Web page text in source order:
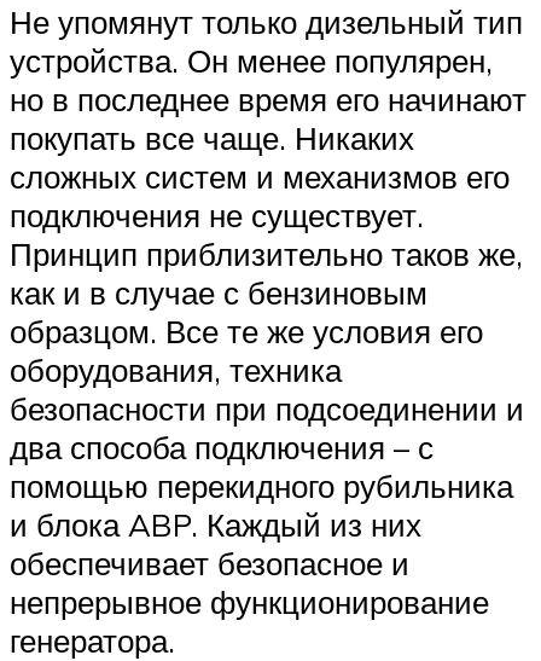
Не упомянут только дизельный тип
устройства. Он менее популярен,
но в последнее время его начинают
покупать все чаще. Никаких
сложных систем и механизмов его
подключения не существует.
Принцип приблизительно таков же,
как и в случае с бензиновым
образцом. Все те же условия его
оборудования, техника
безопасности при подсоединении и
два способа подключения – с
помощью перекидного рубильника
и блока ABP. Каждый из них
обеспечивает безопасное и
непрерывное функционирование
генератора.